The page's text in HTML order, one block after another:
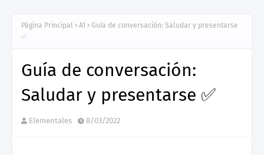
Página Principal A1
Guía de conversación: Saludar y presentarse
✅
Guía de conversación:
Saludar y presentarse ✅
Elementales 8/03/2022